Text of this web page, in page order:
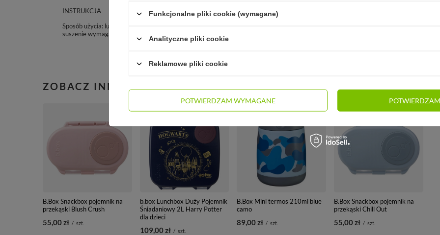
INSTRUKCJA
Sposób użycia: lunchbox nie nadaje się do przenoszenia/przechowywania płynnych posiłków, można zamrażać. Sposób mycia:
suszenie wymagane po każdym użyciu. Nie sterylizować. Nadaje się do mycia w zmywarce.
ZOBACZ INNE PRODUKTY TEGO PRODUCENTA
B.Box Snackbox pojemnik na
przekąski Blush Crush
55,00 zł / szt.
b.box Lunchbox Duży Pojemnik
Śniadaniowy 2L Harry Potter
dla dzieci
109,00 zł / szt.
B.Box Mini termos 210ml blue
camo
89,00 zł / szt.
B.Box Snackbox pojemnik na
przekąski Chill Out
55,00 zł / szt.
Funkcjonalne pliki cookie (wymagane)
Analityczne pliki cookie
Reklamowe pliki cookie
POTWIERDZAM WYMAGANE